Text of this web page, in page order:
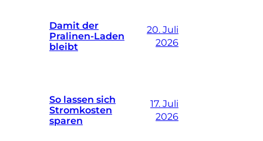
Damit der
Pralinen-Laden
bleibt
20. Juli
2026
So lassen sich
Stromkosten
sparen
17. Juli
2026